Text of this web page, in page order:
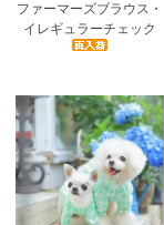
ファーマーズブラウス・
イレギュラーチェック